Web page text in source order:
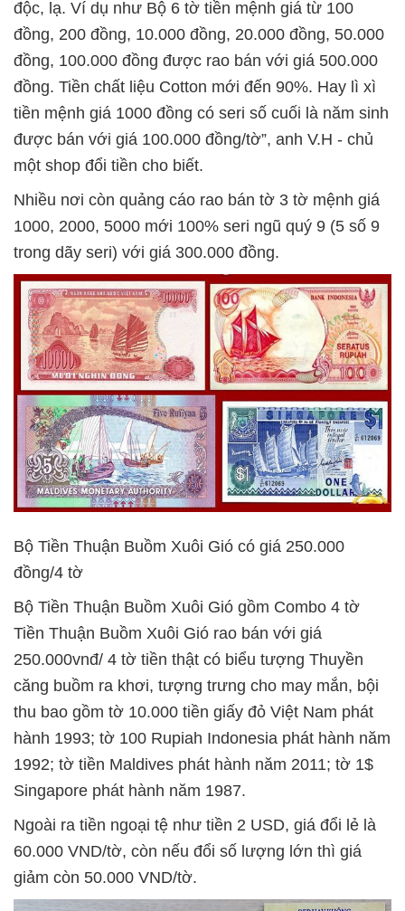
độc, lạ. Ví dụ như Bộ 6 tờ tiền mệnh giá từ 100
đồng, 200 đồng, 10.000 đồng, 20.000 đồng, 50.000
đồng, 100.000 đồng được rao bán với giá 500.000
đồng. Tiền chất liệu Cotton mới đến 90%. Hay lì xì
tiền mệnh giá 1000 đồng có seri số cuối là năm sinh
được bán với giá 100.000 đồng/tờ”, anh V.H - chủ
một shop đổi tiền cho biết.
Nhiều nơi còn quảng cáo rao bán tờ 3 tờ mệnh giá
1000, 2000, 5000 mới 100% seri ngũ quý 9 (5 số 9
trong dãy seri) với giá 300.000 đồng.
Bộ Tiền Thuận Buồm Xuôi Gió có giá 250.000
đồng/4 tờ
Bộ Tiền Thuận Buồm Xuôi Gió gồm Combo 4 tờ
Tiền Thuận Buồm Xuôi Gió rao bán với giá
250.000vnđ/ 4 tờ tiền thật có biểu tượng Thuyền
căng buồm ra khơi, tượng trưng cho may mắn, bội
thu bao gồm tờ 10.000 tiền giấy đỏ Việt Nam phát
hành 1993; tờ 100 Rupiah Indonesia phát hành năm
1992; tờ tiền Maldives phát hành năm 2011; tờ 1$
Singapore phát hành năm 1987.
Ngoài ra tiền ngoại tệ như tiền 2 USD, giá đổi lẻ là
60.000 VND/tờ, còn nếu đổi số lượng lớn thì giá
giảm còn 50.000 VND/tờ.